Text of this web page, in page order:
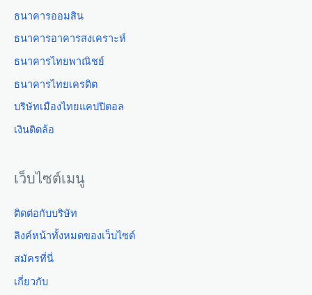
ธนาคารออมสิน
ธนาคารอาคารสงเคราะห์
ธนาคารไทยพาณิชย์
ธนาคารไทยเครดิต
บริษัทเมืองไทยแคปปิตอล
เงินติดล้อ
เว็บไซต์เมนู
ติดต่อกับบริษัท
ลิงค์หน้าทั้งหมดของเว็บไซต์
สมัครที่นี่
เกี่ยวกับ